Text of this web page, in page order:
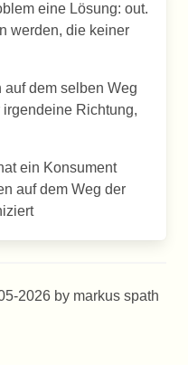
eine Lösung: out.
werden, die keiner
auf dem selben Weg
Richtung,
ein Konsument
auf dem Weg der
2026 by markus spath